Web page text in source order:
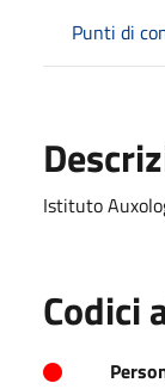
Punti di
Istituto
Codici